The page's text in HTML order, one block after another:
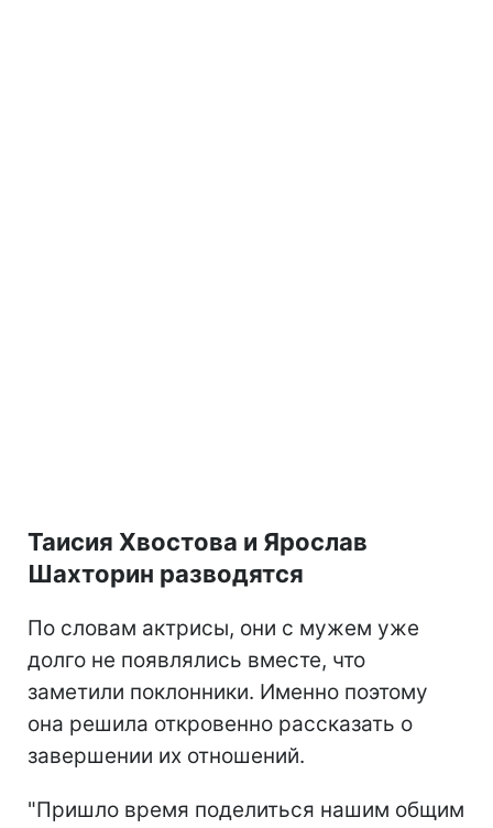
Таисия Хвостова и Ярослав
Шахторин разводятся
По словам актрисы, они с мужем уже
долго не появлялись вместе, что
заметили поклонники. Именно поэтому
она решила откровенно рассказать о
завершении их отношений.
"Пришло время поделиться нашим общим